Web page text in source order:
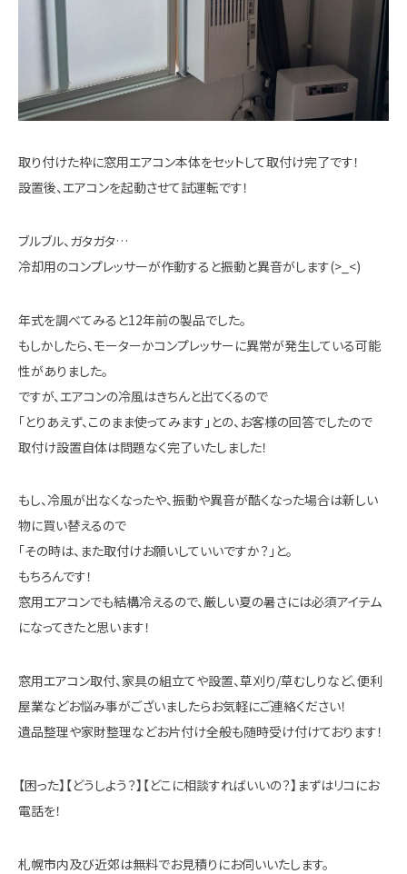
取り付けた枠に窓用エアコン本体をセットして取付け完了です！
設置後、エアコンを起動させて試運転です！
ブルブル、ガタガタ…
冷却用のコンプレッサーが作動すると振動と異音がします(>_<)
年式を調べてみると12年前の製品でした。
もしかしたら、モーターかコンプレッサーに異常が発生している可能
性がありました。
ですが、エアコンの冷風はきちんと出てくるので
「とりあえず、このまま使ってみます」との、お客様の回答でしたので
取付け設置自体は問題なく完了いたしました！
もし、冷風が出なくなったや、振動や異音が酷くなった場合は新しい
物に買い替えるので
「その時は、また取付けお願いしていいですか？」と。
もちろんです！
窓用エアコンでも結構冷えるので、厳しい夏の暑さには必須アイテム
になってきたと思います！
窓用エアコン取付、家具の組立てや設置、草刈り/草むしりなど、便利
屋業などお悩み事がございましたらお気軽にご連絡ください！
遺品整理や家財整理などお片付け全般も随時受け付けております！
【困った】【どうしよう？】【どこに相談すればいいの？】まずはリコにお
電話を！
札幌市内及び近郊は無料でお見積りにお伺いいたします。